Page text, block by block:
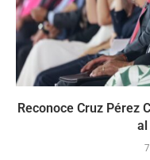
Reconoce Cruz Pérez